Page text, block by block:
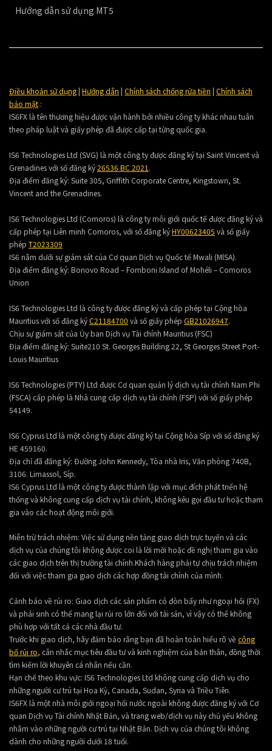
Hướng dẫn sử dụng MT5
Điều khoản sử dụng| Hướng dẫn | Chính sách chống rửa tiền | Chính sách
bảo mật :
IS6FX là tên thương hiệu được vận hành bởi nhiều công ty khác nhau tuân
theo pháp luật và giấy phép đã được cấp tại từng quốc gia.
IS6 Technologies Ltd (SVG) là một công ty được đăng ký tại Saint Vincent và
Grenadines với số đăng ký26536 BC 2021.
Địa điểm đăng ký: Suite 305, Griffith Corporate Centre, Kingstown, St.
Vincent and the Grenadines.
IS6 Technologies Ltd (Comoros) là công ty môi giới quốc tế được đăng ký và
cấp phép tại Liên minh Comoros, với số đăng kýHY00623405 và số giấy
phép T2023309
IS6 nằm dưới sự giám sát của Cơ quan Dịch vụ Quốc tế Mwali (MlSA).
Địa điểm đăng ký: Bonovo Road – Fomboni Island of Mohéli – Comoros
Union
IS6 Technologies Ltd là công ty được đăng ký và cấp phép tại Cộng hòa
Mauritius với số đăng kýC21184700 và số giấy phép GB21026947.
Chịu sự giám sát của Ủy ban Dịch vụ Tài chính Mauritius (FSC)
Địa điểm đăng ký: Suite210 St. Georges Building 22, St Georges Street Port-
Louis Mauritius
IS6 Technologies (PTY) Ltd được Cơ quan quản lý dịch vụ tài chính Nam Phi
(FSCA) cấp phép là Nhà cung cấp dịch vụ tài chính (FSP) với số giấy phép
54149.
IS6 Cyprus Ltd là một công ty được đăng ký tại Cộng hòa Síp với số đăng ký
HE 459160.
Địa chỉ đã đăng ký: Đường John Kennedy, Tòa nhà Iris, Văn phòng 740B,
3106. Limassol, Síp.
IS6 Cyprus Ltd là một công ty được thành lập với mục đích phát triển hệ
thống và không cung cấp dịch vụ tài chính, không kêu gọi đầu tư hoặc tham
gia vào các hoạt động môi giới.
Miễn trừ trách nhiệm: Việc sử dụng nền tảng giao dịch trực tuyến và các
dịch vụ của chúng tôi không được coi là lời mời hoặc đề nghị tham gia vào
các giao dịch trên thị trường tài chính.Khách hàng phải tự chịu trách nhiệm
đối với việc tham gia giao dịch các hợp đồng tài chính của mình.
Cảnh báo về rủi ro: Giao dịch các sản phẩm có đòn bẩy như ngoại hối (FX)
và phái sinh có thể mang lại rủi ro lớn đối với tài sản, vì vậy có thể không
phù hợp với tất cả các nhà đầu tư.
Trước khi giao dịch, hãy đảm bảo rằng bạn đã hoàn toàn hiểu rõ về công
bố rủi ro, cân nhắc mục tiêu đầu tư và kinh nghiệm của bản thân, đồng thời
tìm kiếm lời khuyên cá nhân nếu cần.
Hạn chế theo khu vực: IS6 Technologies Ltd không cung cấp dịch vụ cho
những người cư trú tại Hoa Kỳ, Canada, Sudan, Syria và Triều Tiên.
IS6FX là một nhà môi giới ngoại hối nước ngoài không được đăng ký với Cơ
quan Dịch vụ Tài chính Nhật Bản, và trang web/dịch vụ này chủ yếu không
nhằm vào những người cư trú tại Nhật Bản. Dịch vụ của chúng tôi không
dành cho những người dưới 18 tuổi.